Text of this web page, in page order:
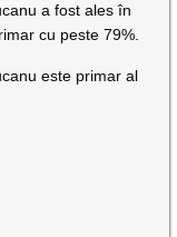
a fost ales în
cu peste 79%.
este primar al